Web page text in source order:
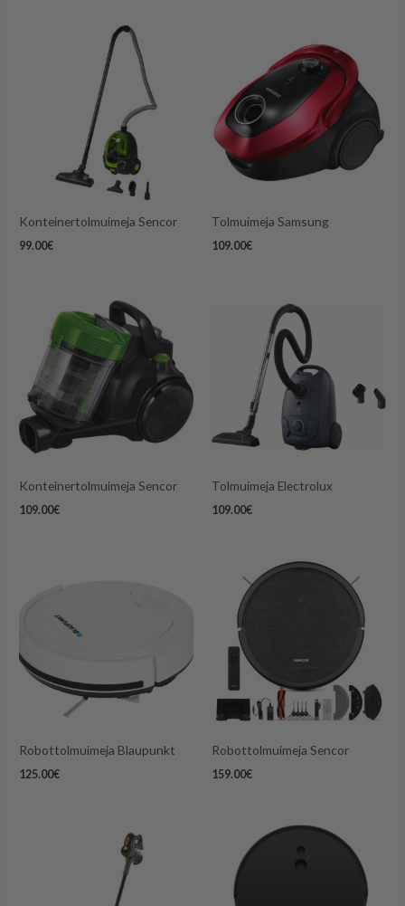
Konteinertolmuimeja Sencor
99.00€
Tolmuimeja Samsung
109.00€
Konteinertolmuimeja Sencor
109.00€
Tolmuimeja Electrolux
109.00€
Robottolmuimeja Blaupunkt
125.00€
Robottolmuimeja Sencor
159.00€